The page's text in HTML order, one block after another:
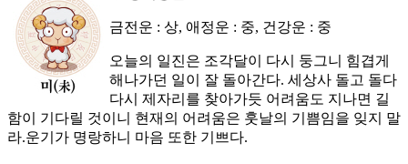
금전운 : 상, 애정운 : 중, 건강운 : 중
오늘의 일진은 조각달이 다시 둥그니 힘겹게
해나가던 일이 잘 돌아간다. 세상사 돌고 돌다
다시 제자리를 찾아가듯 어려움도 지나면 길
함이 기다릴 것이니 현재의 어려움은 훗날의 기쁨임을 잊지 말
라.운기가 명랑하니 마음 또한 기쁘다.